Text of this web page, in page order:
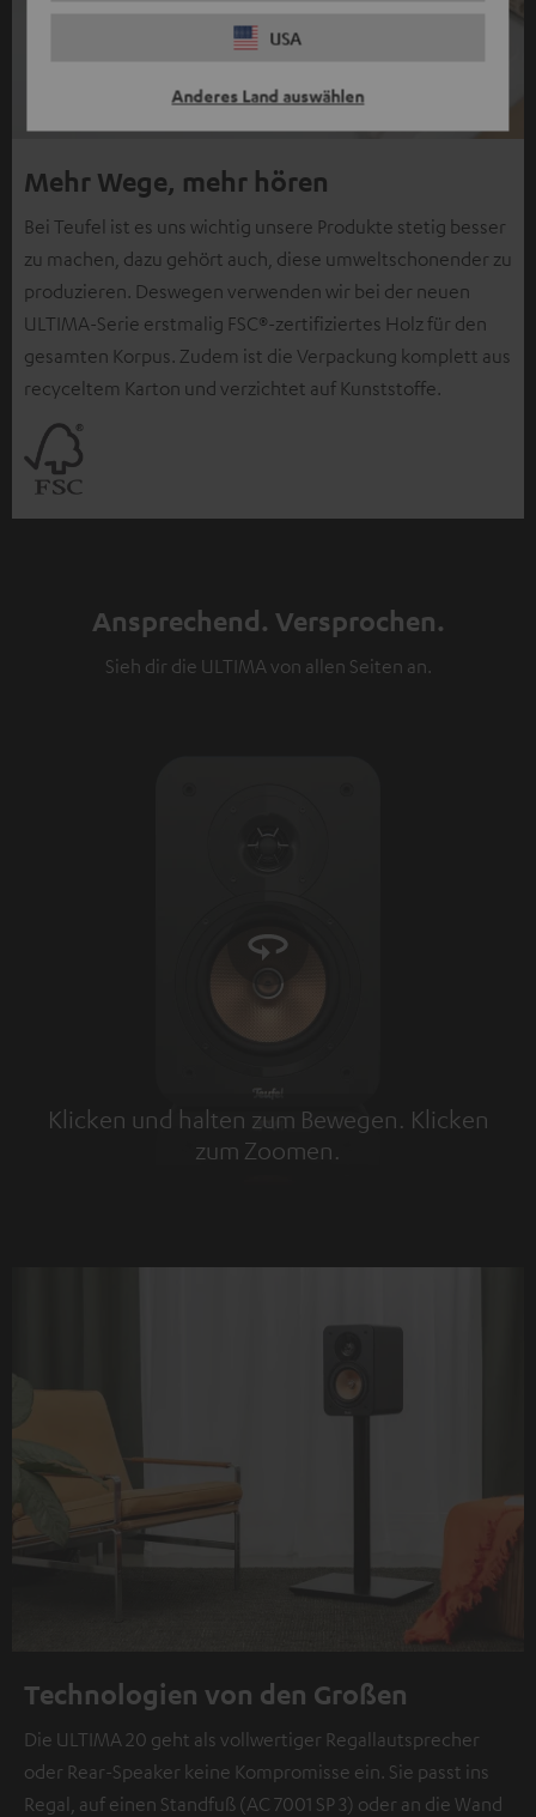
USA
Anderes Land auswählen
Mehr Wege, mehr hören
Bei Teufel ist es uns wichtig unsere Produkte stetig besser
zu machen, dazu gehört auch, diese umweltschonender zu
produzieren. Deswegen verwenden wir bei der neuen
ULTIMA-Serie erstmalig FSC®-zertifiziertes Holz für den
gesamten Korpus. Zudem ist die Verpackung komplett aus
recyceltem Karton und verzichtet auf Kunststoffe.
Ansprechend. Versprochen.
Sieh dir die ULTIMA von allen Seiten an.
Klicken und halten zum Bewegen. Klicken
zum Zoomen.
Tap to zoom
Technologien von den Großen
Die ULTIMA 20 geht als vollwertiger Regallautsprecher
oder Rear-Speaker keine Kompromisse ein. Sie passt ins
Regal, auf einen Standfuß (AC 7001 SP 3) oder an die Wand